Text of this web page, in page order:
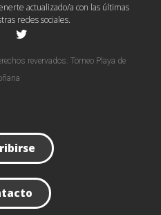
actualizado/a con las últimas
redes sociales.
revervados. Torneo Playa de